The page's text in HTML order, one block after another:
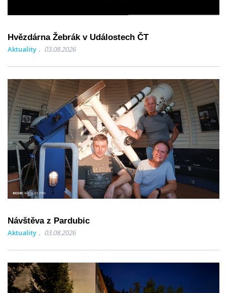
Hvězdárna Žebrák v Událostech ČT
Aktuality 03.08.2026
Návštěva z Pardubic
Aktuality 03.08.2026